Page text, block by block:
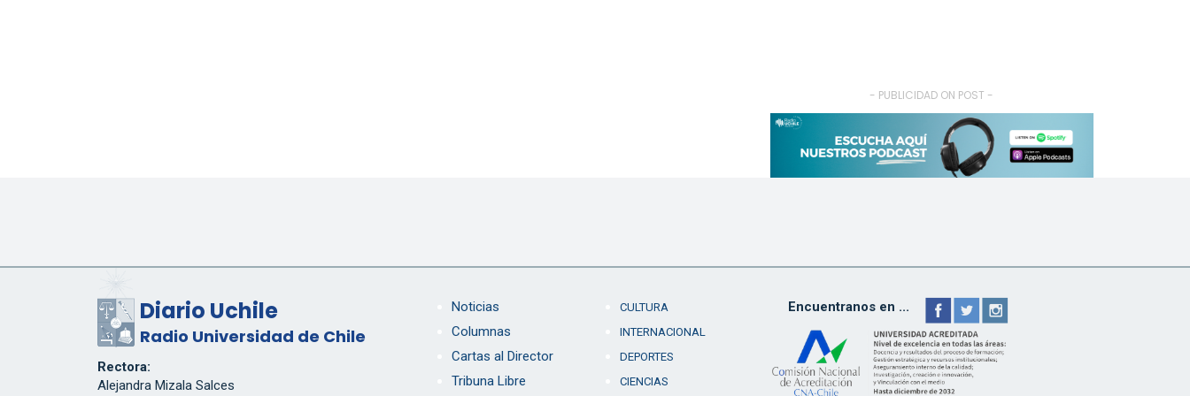
- PUBLICIDAD ON POST -
Diario Uchile
Radio Universidad de Chile
Rectora:
Alejandra Mizala Salces
Noticias
Columnas
Cartas al Director
Tribuna Libre
CULTURA
INTERNACIONAL
DEPORTES
CIENCIAS
Encuentranos en ...